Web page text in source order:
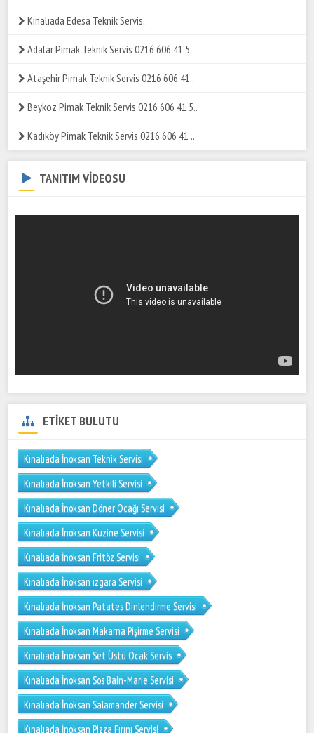
Kınalıada Edesa Teknik Servis..
Adalar Pimak Teknik Servis 0216 606 41 5..
Ataşehir Pimak Teknik Servis 0216 606 41..
Beykoz Pimak Teknik Servis 0216 606 41 5..
Kadıköy Pimak Teknik Servis 0216 606 41 ..
TANITIM VİDEOSU
ETİKET BULUTU
Kınalıada İnoksan Teknik Servisi
Kınalıada İnoksan Yetkili Servisi
Kınalıada İnoksan Döner Ocağı Servisi
Kınalıada İnoksan Kuzine Servisi
Kınalıada İnoksan Fritöz Servisi
Kınalıada İnoksan ızgara Servisi
Kınalıada İnoksan Patates Dinlendirme Servisi
Kınalıada İnoksan Makarna Pişirme Servisi
Kınalıada İnoksan Set Üstü Ocak Servis
Kınalıada İnoksan Sos Bain-Marie Servisi
Kınalıada İnoksan Salamander Servisi
Kınalıada İnoksan Pizza Fırını Servisi